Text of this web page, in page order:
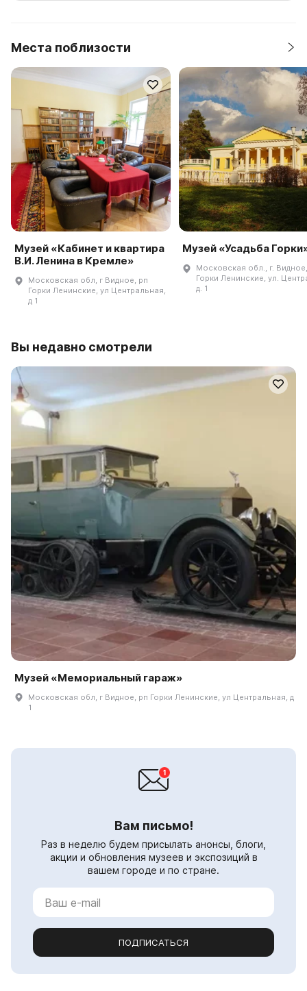
Места поблизости
Музей «Кабинет и квартира
В.И. Ленина в Кремле»
Московская обл, г Видное, рп
Горки Ленинские, ул Центральная,
д 1
Музей «Усадьба
Московская обл., г.
Горки Ленинские, ул.
д. 1
Вы недавно смотрели
Музей «Мемориальный гараж»
Московская обл, г Видное, рп Горки Ленинские, ул Центральная, д
1
Вам письмо!
Раз в неделю будем присылать анонсы, блоги,
акции и обновления музеев и экспозиций в
вашем городе и по стране.
ПОДПИСАТЬСЯ